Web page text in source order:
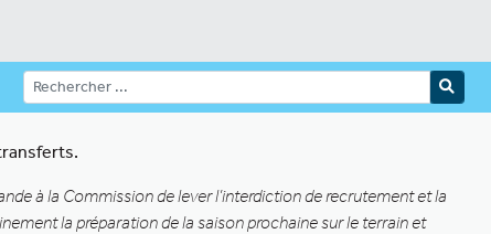
à la Commission de lever l’interdiction de recrutement et la
la préparation de la saison prochaine sur le terrain et